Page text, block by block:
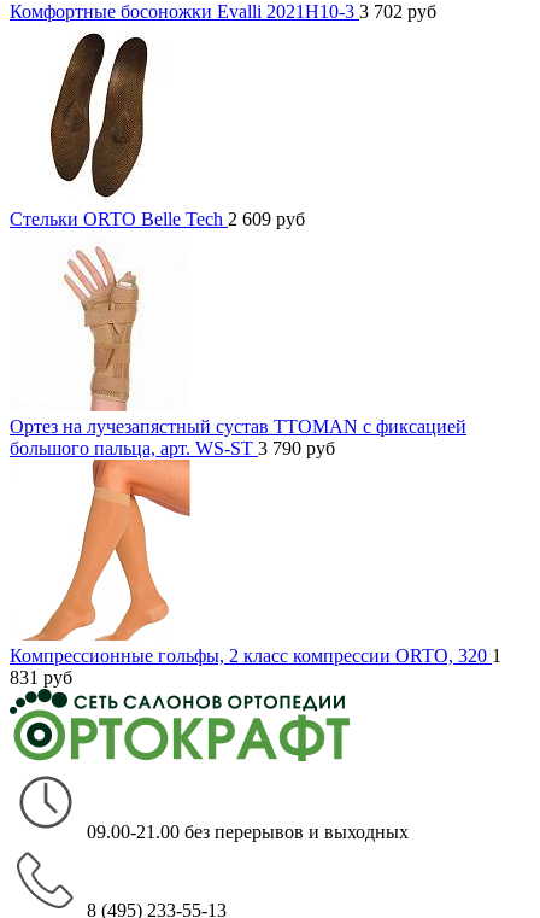
Комфортные босоножки Evalli 2021H10-3 3 702 руб
Стельки ORTO Belle Tech 2 609 руб
Ортез на лучезапястный сустав TTOMAN с фиксацией
большого пальца, арт. WS-ST 3 790 руб
Компрессионные гольфы, 2 класс компрессии ORTO, 320 1
831 руб
09.00-21.00 без перерывов и выходных
8 (495) 233-55-13